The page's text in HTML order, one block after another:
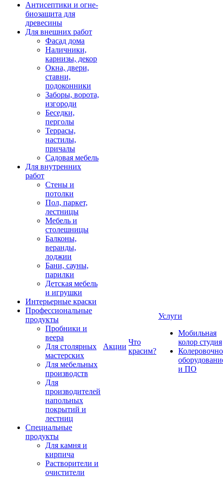
Антисептики и огне-
биозащита для
древесины
Для внешних работ
Фасад дома
Наличники,
карнизы, декор
Окна, двери,
ставни,
подоконники
Заборы, ворота,
изгороди
Беседки,
перголы
Террасы,
настилы,
причалы
Садовая мебель
Для внутренних
работ
Стены и
потолки
Пол, паркет,
лестницы
Мебель и
столешницы
Балконы,
веранды,
лоджии
Бани, сауны,
парилки
Детская мебель
и игрушки
Интерьерные краски
Профессиональные
продукты
Пробники и
веера
Для столярных
мастерских
Для мебельных
производств
Для
производителей
напольных
покрытий и
лестниц
Специальные
продукты
Для камня и
кирпича
Растворители и
очистители
Акции
Что
красим?
Услуги
Мобильная
колор студия
и ПО